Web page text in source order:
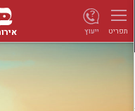
תפריט ייעוץ